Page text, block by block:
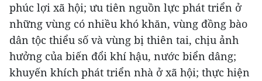
phúc lợi xã hội; ưu tiên nguồn lực phát triển ở
những vùng có nhiều khó khăn, vùng đồng bào
dân tộc thiểu số và vùng bị thiên tai, chịu ảnh
hưởng của biến đổi khí hậu, nước biển dâng;
khuyến khích phát triển nhà ở xã hội; thực hiện